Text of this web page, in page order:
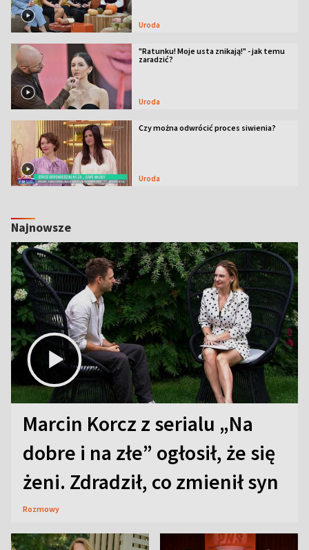
Uroda
"Ratunku! Moje usta znikają!" - jak temu
zaradzić?
Uroda
Czy można odwrócić proces siwienia?
Uroda
Najnowsze
Marcin Korcz z serialu „Na
dobre i na złe” ogłosił, że się
żeni. Zdradził, co zmienił syn
Rozmowy